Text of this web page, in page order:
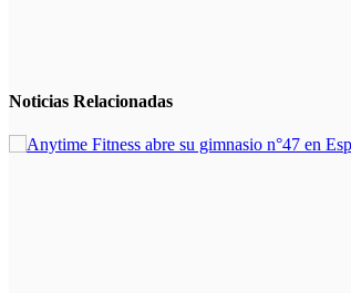
Noticias Relacionadas